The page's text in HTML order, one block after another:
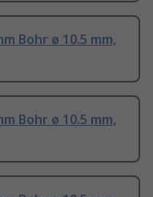
Bohr ø 10.5 mm,
Bohr ø 10.5 mm,